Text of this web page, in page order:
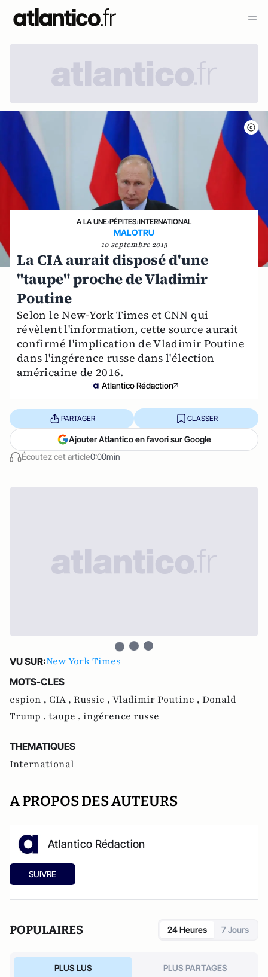
A LA UNE›PÉPITES›INTERNATIONAL
MALOTRU
10 septembre 2019
La CIA aurait disposé d'une
"taupe" proche de Vladimir
Poutine
Selon le New-York Times et CNN qui
révèlent l'information, cette source aurait
confirmé l'implication de Vladimir Poutine
dans l'ingérence russe dans l'élection
américaine de 2016.
Atlantico Rédaction
Écoutez cet article0:00min
PARTAGER CLASSER
Ajouter Atlantico en favori sur Google
VU SUR:New York Times
MOTS-CLES
espion , CIA , Russie , Vladimir Poutine , Donald
Trump , taupe , ingérence russe
THEMATIQUES
International
A PROPOS DES AUTEURS
Atlantico Rédaction
SUIVRE
POPULAIRES 24 Heures 7 Jours
PLUS LUS PLUS PARTAGES